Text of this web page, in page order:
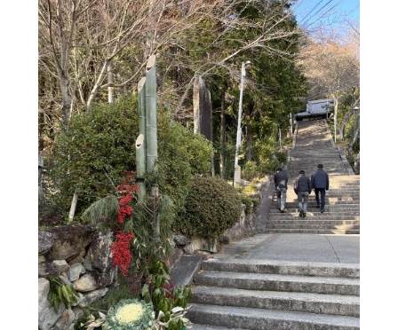
ﾎ
ｰ
ﾑ
設
計
交
流
会
in
福
井